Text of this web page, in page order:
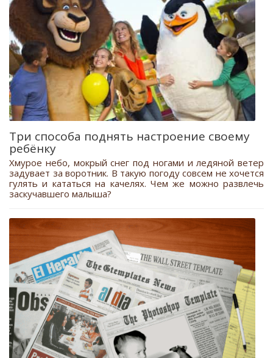
Три способа поднять настроение своему
ребёнку
Хмурое небо, мокрый снег под ногами и ледяной ветер
задувает за воротник. В такую погоду совсем не хочется
гулять и кататься на качелях. Чем же можно развлечь
заскучавшего малыша?